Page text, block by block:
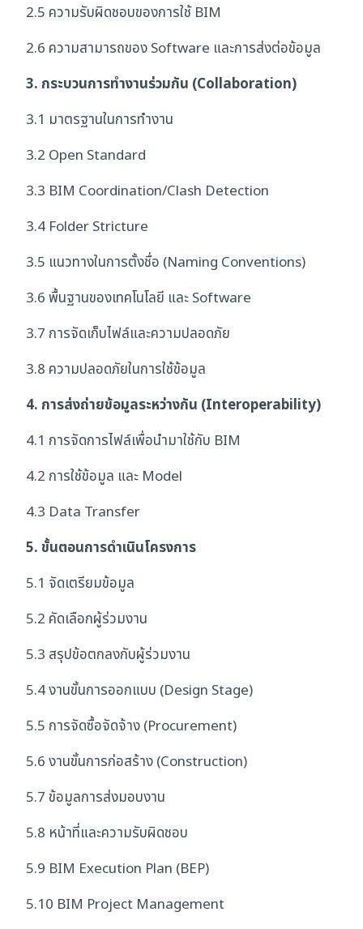
2.5 ความรับผิดชอบของการใช้ BIM
2.6 ความสามารถของ Software และการส่งต่อข้อมูล
3. กระบวนการทำงานร่วมกัน (Collaboration)
3.1 มาตรฐานในการทำงาน
3.2 Open Standard
3.3 BIM Coordination/Clash Detection
3.4 Folder Stricture
3.5 แนวทางในการตั้งชื่อ (Naming Conventions)
3.6 พื้นฐานของเทคโนโลยี และ Software
3.7 การจัดเก็บไฟล์และความปลอดภัย
3.8 ความปลอดภัยในการใช้ข้อมูล
4. การส่งถ่ายข้อมูลระหว่างกัน (Interoperability)
4.1 การจัดการไฟล์เพื่อนำมาใช้กับ BIM
4.2 การใช้ข้อมูล และ Model
4.3 Data Transfer
5. ขั้นตอนการดำเนินโครงการ
5.1 จัดเตรียมข้อมูล
5.2 คัดเลือกผู้ร่วมงาน
5.3 สรุปข้อตกลงกับผู้ร่วมงาน
5.4 งานขั้นการออกแบบ (Design Stage)
5.5 การจัดซื้อจัดจ้าง (Procurement)
5.6 งานขั้นการก่อสร้าง (Construction)
5.7 ข้อมูลการส่งมอบงาน
5.8 หน้าที่และความรับผิดชอบ
5.9 BIM Execution Plan (BEP)
5.10 BIM Project Management